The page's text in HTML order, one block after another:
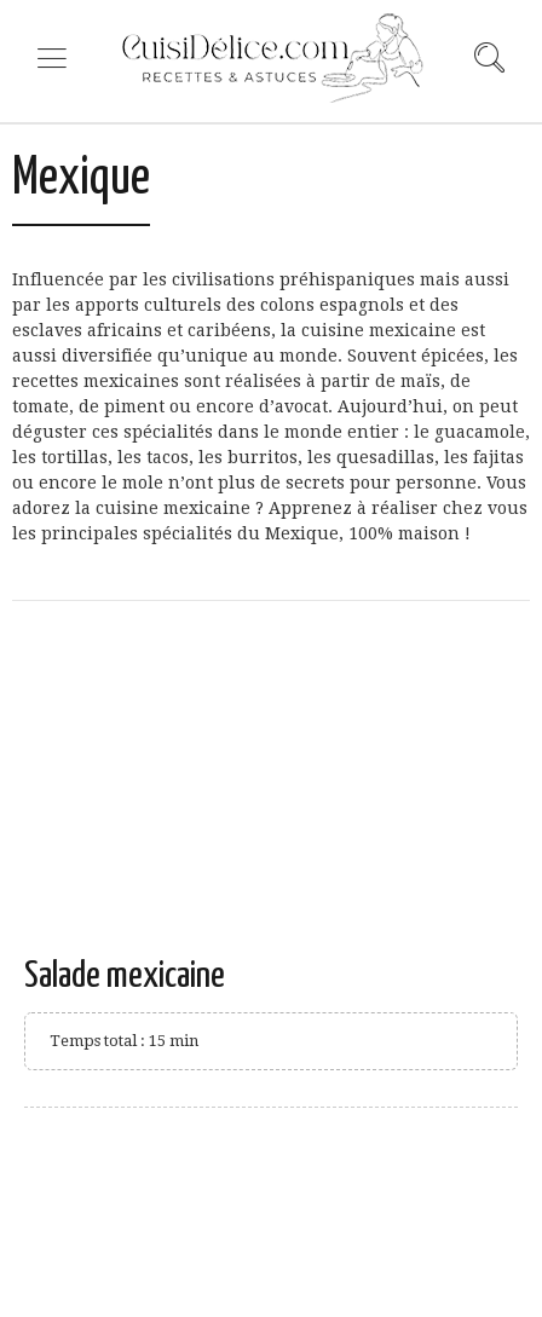
Mexique
Influencée par les civilisations préhispaniques mais aussi
par les apports culturels des colons espagnols et des
esclaves africains et caribéens, la cuisine mexicaine est
aussi diversifiée qu’unique au monde. Souvent épicées, les
recettes mexicaines sont réalisées à partir de maïs, de
tomate, de piment ou encore d’avocat. Aujourd’hui, on peut
déguster ces spécialités dans le monde entier : le guacamole,
les tortillas, les tacos, les burritos, les quesadillas, les fajitas
ou encore le mole n’ont plus de secrets pour personne. Vous
adorez la cuisine mexicaine ? Apprenez à réaliser chez vous
les principales spécialités du Mexique, 100% maison !
Salade mexicaine
Temps total : 15 min